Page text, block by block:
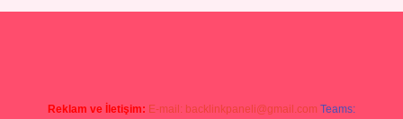
Reklam ve İletişim: E-mail: backlinkpaneli@gmail.com Teams: